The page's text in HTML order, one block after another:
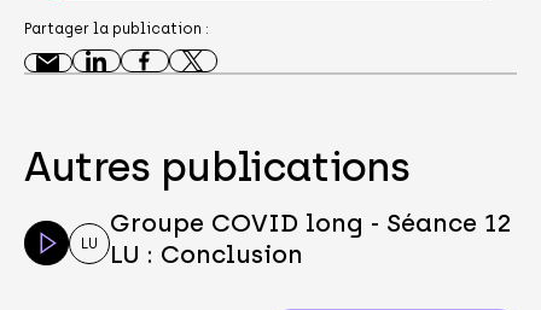
Partager la publication :
Autres publications
LU
Groupe COVID long - Séance 12
LU : Conclusion